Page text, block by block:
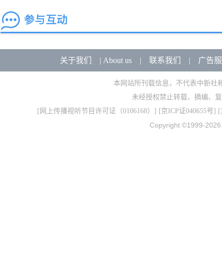
关于我们 | About us| 联系我们 | 广告
本网站所刊载信息，不代表中新社
未经授权禁止转载、摘编、
[ 网上传播视听节目许可证（0106168） ] [京ICP证040655号] [
Copyright ©1999-